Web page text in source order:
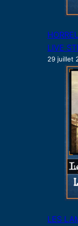
LIVE
29 juillet
LES